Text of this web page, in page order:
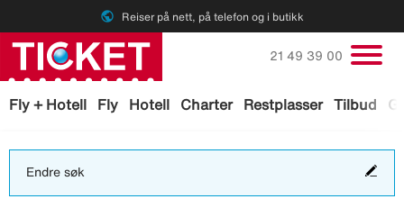
public Reiser på nett, på telefon og i butikk
Fly + Hotell Fly Hotell Charter Restplasser Tilbud
Ring oss på
21 49 39 00
Endre søk